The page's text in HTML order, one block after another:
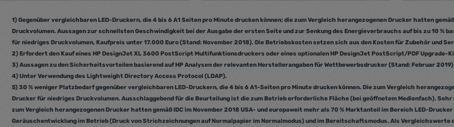
Produkt Anzahl: Gib den gewünschten Wert ein oder benutze die
Produkt Anzahl: Gib den
1) Gegenüber vergleichbaren LED-Druckern, die 4 bis 6 A1 Seiten pro Minute drucken können; die zum Vergleich herangezogenen Drucker hatten
Druckvolumen. Aussagen zur schnellsten Geschwindigkeit bei der Ausgabe der ersten Seite und zur Senkung des Energieverbrauchs auf bis zu 10
für niedriges Druckvolumen, Kaufpreis unter 17.000 Euro (Stand: November 2018). Die Betriebskosten setzen sich aus den Kosten für Zubehör
2) Erfordert den Kauf eines HP DesignJet XL 3600 PostScript Multifunktionsdruckers oder eines optionalen HP DesignJet PostScript/PDF Upgrade-
3) Aussagen zu den Sicherheitsvorteilen basierend auf HP Analysen der relevanten Herstellerangaben für Wettbewerbsdrucker (Stand: Februar
4) Unter Verwendung des Lightweight Directory Access Protocol (LDAP).
5) 30 % weniger Platzbedarf gegenüber vergleichbaren LED-Druckern, die 4 bis 6 A1-Seiten pro Minute drucken können. Die zum Vergleich
Drucker für niedriges Druckvolumen. Ausschlaggebend für die Beurteilung ist die zum Betrieb erforderliche Fläche (bei geöffnetem Medienfach).
zum Vergleich herangezogenen Drucker hatten gemäß IDC im November 2018 USA- und europaweit mehr als 70 % Marktanteil im Bereich LED-
Geräuschentwicklung im Betrieb (Druck von Strichzeichnungen auf Normalpapier im Normalmodus) und im Bereitschaftsmodus. Als